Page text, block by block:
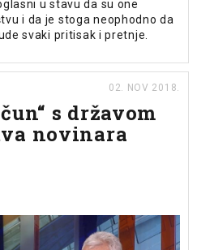
u stavu da su one
i da je stoga neophodno da
svaki pritisak i pretnje.
02. NOV 2018.
s državom
novinara